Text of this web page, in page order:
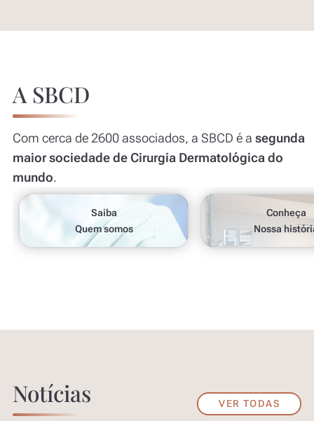
A SBCD
Com cerca de 2600 associados, a SBCD é a segunda
maior sociedade de Cirurgia Dermatológica do
mundo.
Saiba
Quem somos
Conheça
Nossa
Notícias VER TODAS